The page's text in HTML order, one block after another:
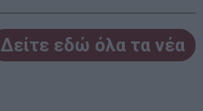
Δείτε εδώ όλα τα νέα